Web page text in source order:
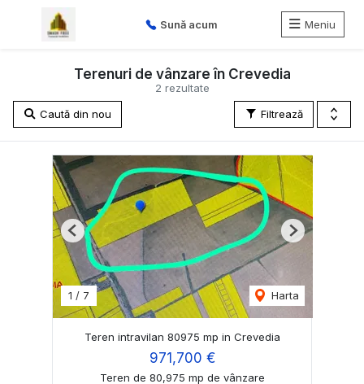
Sună acum Meniu
2 rezultate
Terenuri de vânzare în Crevedia
Filtrează
Caută din nou
1 / 7 Harta
Previous Next
Teren intravilan 80975 mp in Crevedia
971,700 €
Teren de 80,975 mp de vânzare